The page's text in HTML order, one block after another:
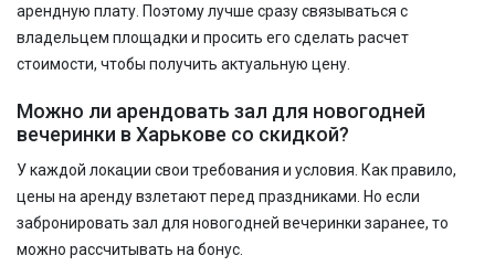
арендную плату. Поэтому лучше сразу связываться с
владельцем площадки и просить его сделать расчет
стоимости, чтобы получить актуальную цену.
Можно ли арендовать зал для новогодней
вечеринки в Харькове со скидкой?
У каждой локации свои требования и условия. Как правило,
цены на аренду взлетают перед праздниками. Но если
забронировать зал для новогодней вечеринки заранее, то
можно рассчитывать на бонус.